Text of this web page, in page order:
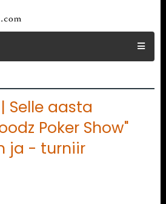
Selle aasta
Poker Show"
ja - turniir